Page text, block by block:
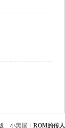
小黑屋 ROM的传人